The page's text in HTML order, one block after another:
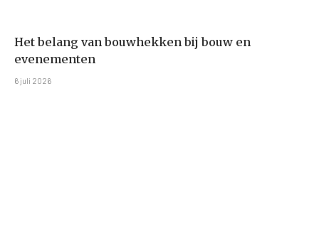
Het belang van bouwhekken bij bouw en
evenementen
6 juli 2026